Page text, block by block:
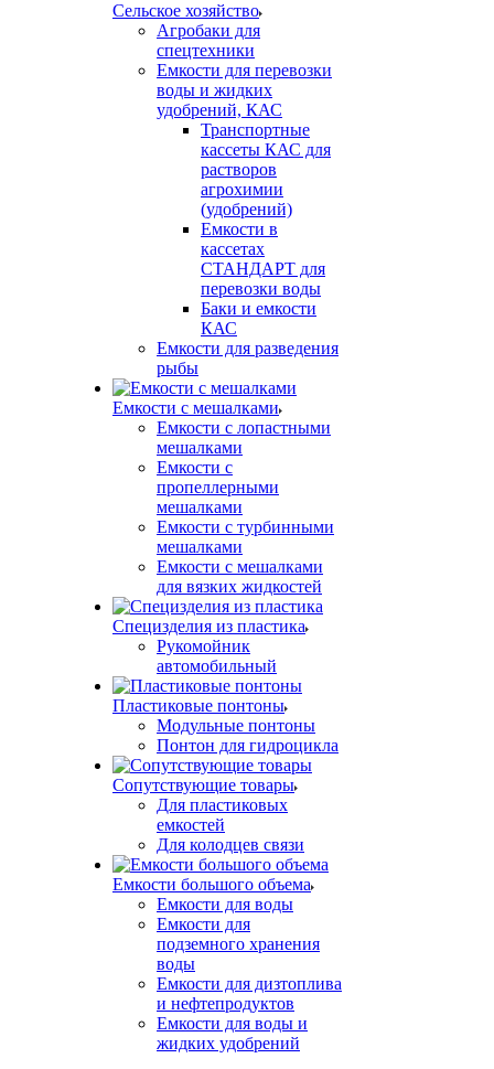
Сельское хозяйство
Агробаки для
спецтехники
Емкости для перевозки
воды и жидких
удобрений, КАС
Транспортные
кассеты КАС для
растворов
агрохимии
(удобрений)
Емкости в
кассетах
СТАНДАРТ для
перевозки воды
Баки и емкости
КАС
Емкости для разведения
рыбы
Емкости с мешалками
Емкости с лопастными
мешалками
Емкости с
пропеллерными
мешалками
Емкости с турбинными
мешалками
Емкости с мешалками
для вязких жидкостей
Специзделия из пластика
Рукомойник
автомобильный
Пластиковые понтоны
Модульные понтоны
Понтон для гидроцикла
Сопутствующие товары
Для пластиковых
емкостей
Для колодцев связи
Емкости большого объема
Емкости для воды
Емкости для
подземного хранения
воды
Емкости для дизтоплива
и нефтепродуктов
Емкости для воды и
жидких удобрений